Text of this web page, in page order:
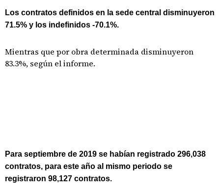
Los contratos definidos en la sede central disminuyeron
71.5% y los indefinidos -70.1%.
Mientras que por obra determinada disminuyeron
83.3%, según el informe.
Para septiembre de 2019 se habían registrado 296,038
contratos, para este año al mismo periodo se
registraron 98,127 contratos.